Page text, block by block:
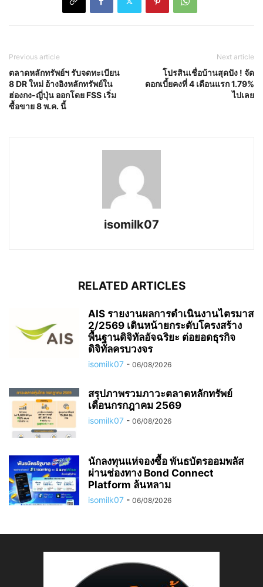
Previous article
ตลาดหลักทรัพย์ฯ รับจดทะเบียน
8 DR ใหม่ อ้างอิงหลักทรัพย์ใน
ฮ่องกง-ญี่ปุ่น ออกโดย FSS เริ่ม
ซื้อขาย 8 พ.ค. นี้
Next article
โปรสินเชื่อบ้านสุดปัง ! จัด
ดอกเบี้ยคงที่ 4 เดือนแรก 1.79%
ไปเลย
isomilk07
RELATED ARTICLES
AIS รายงานผลการดำเนินงานไตรมาส
2/2569 เดินหน้ายกระดับโครงสร้าง
พื้นฐานดิจิทัลอัจฉริยะ ต่อยอดธุรกิจ
ดิจิทัลครบวงจร
isomilk07 - 06/08/2026
สรุปภาพรวมภาวะตลาดหลักทรัพย์
เดือนกรกฎาคม 2569
isomilk07 - 06/08/2026
นักลงทุนแห่จองซื้อ พันธบัตรออมพลัส
ผ่านช่องทาง Bond Connect
Platform ล้นหลาม
isomilk07 - 06/08/2026